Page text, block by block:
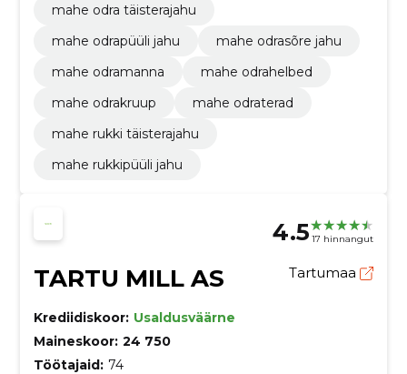
mahe odra täisterajahu
mahe odrapüüli jahu
mahe odrasõre jahu
mahe odramanna
mahe odrahelbed
mahe odrakruup
mahe odraterad
mahe rukki täisterajahu
mahe rukkipüüli jahu
4.5 17 hinnangut
TARTU MILL AS Tartumaa
Krediidiskoor: Usaldusväärne
Maineskoor: 24 750
Töötajaid: 74